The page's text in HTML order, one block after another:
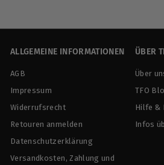
0
ALLGEMEINE INFORMATIONEN
AGB
Impressum
Widerrufsrecht
Retouren anmelden
Datenschutzerklärung
Versandkosten, Zahlung und
ÜBER
Über
TFO
Hilfe &
Infos